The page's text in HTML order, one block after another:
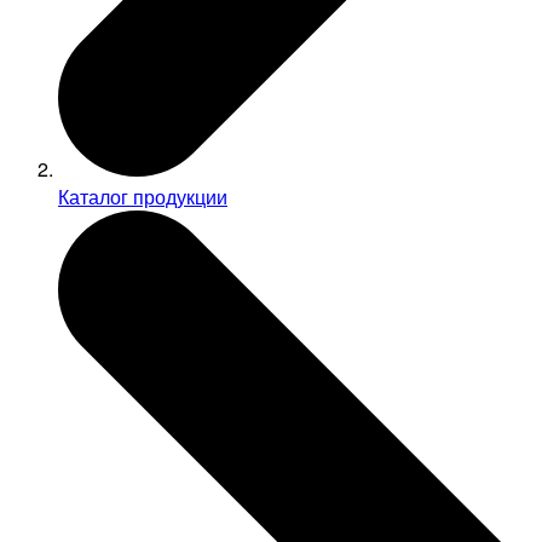
Каталог продукции